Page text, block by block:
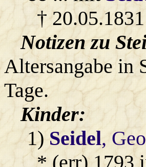
†
Notizen zu
Altersangabe in
Tage.
Kinder:
1)Seidel,
* (err) 1793